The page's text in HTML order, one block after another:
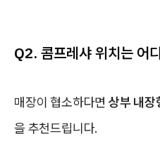
Q2. 콤프레샤 위치는 어
매장이 협소하다면 상부 내장
을 추천드립니다.